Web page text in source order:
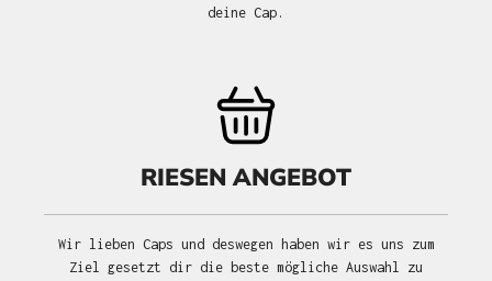
deine Cap.
RIESEN ANGEBOT
Wir lieben Caps und deswegen haben wir es uns zum
Ziel gesetzt dir die beste mögliche Auswahl zu